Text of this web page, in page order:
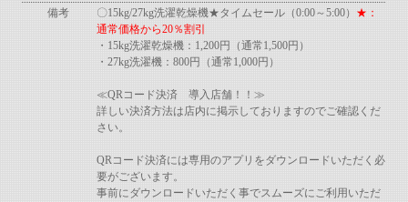
備考 〇15kg/27kg洗濯乾燥機★タイムセール（0:00～5:00） ★：
通常価格から20％割引
・15kg洗濯乾燥機：1,200円（通常1,500円）
・27kg洗濯機：800円（通常1,000円）
≪QRコード決済 導入店舗！！≫
詳しい決済方法は店内に掲示しておりますのでご確認くだ
さい。
QRコード決済には専用のアプリをダウンロードいただく必
要がございます。
事前にダウンロードいただく事でスムーズにご利用いただ